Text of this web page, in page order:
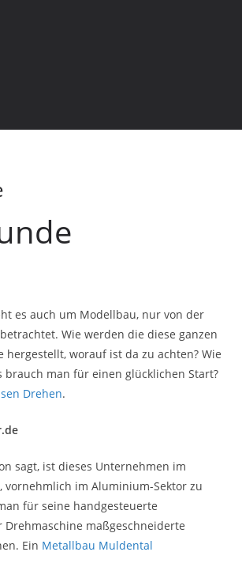
es auch um Modellbau, nur von der
Wie werden die diese ganzen
hergestellt, worauf ist da zu achten? Wie
brauch man für einen glücklichen Start?
Drehen.
sagt, ist dieses Unternehmen im
vornehmlich im Aluminium-Sektor zu
für seine handgesteuerte
Drehmaschine maßgeschneiderte
Ein Metallbau Muldental